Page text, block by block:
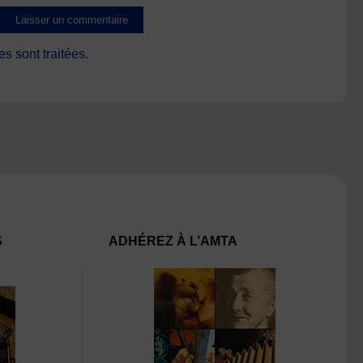
sont traitées.
ADHÉREZ À L’AMTA